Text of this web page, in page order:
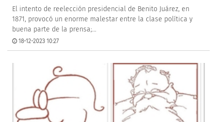
El intento de reelección presidencial de Benito Juárez, en
1871, provocó un enorme malestar entre la clase política y
buena parte de la prensa;...
18-12-2023 10:27